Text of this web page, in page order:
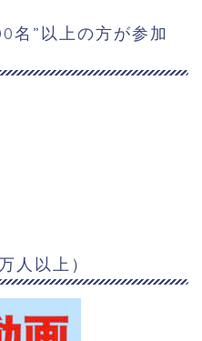
名”以上の方が参加
人以上）